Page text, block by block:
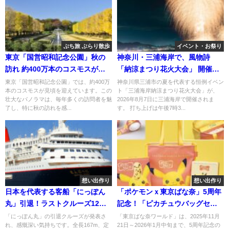
ぷち旅 ぶらり散歩
東京「国営昭和記念公園」秋の
訪れ 約400万本のコスモスが見
頃！
東京「国営昭和記念公園」では、約400万
本のコスモスが見頃を迎えています。この
壮大なパノラマは、毎年多くの訪問者を魅
了し、特に秋の訪れを感...
イベント・お祭り
神奈川・三浦海岸で、風物詩
「納涼まつり花火大会」 開催！8
月7日
神奈川県三浦市の夏を代表する恒例イベン
ト「三浦海岸納涼まつり花火大会」が、
2026年8月7日に三浦海岸で開催されま
す。 打ち上げは午後7時3...
想い出作り
日本を代表する客船「にっぽん
丸」引退！ラストクルーズ12本
を発表
「にっぽん丸」の引退クルーズが発表さ
れ、感慨深い気持ちです。全長167m、定
想い出作り
「ポケモンｘ東京ばな奈」5周年
記念！「ピカチュウバッグセッ
ト」発売！
「東京ばな奈ワールド」は、2025年11月
21日～2026年1月中旬まで、5周年記念の